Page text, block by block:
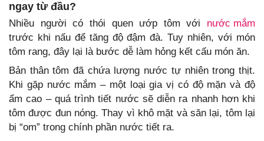
ngay từ đầu?
Nhiều người có thói quen ướp tôm với nước mắm
trước khi nấu để tăng độ đậm đà. Tuy nhiên, với món
tôm rang, đây lại là bước dễ làm hỏng kết cấu món ăn.
Bản thân tôm đã chứa lượng nước tự nhiên trong thịt.
Khi gặp nước mắm – một loại gia vị có độ mặn và độ
ẩm cao – quá trình tiết nước sẽ diễn ra nhanh hơn khi
tôm được đun nóng. Thay vì khô mặt và săn lại, tôm lại
bị “om” trong chính phần nước tiết ra.